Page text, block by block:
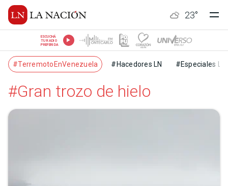
23°
ESCUCHÁ
TU RADIO
PREFERIDA
#TerremotoEnVenezuela #Hacedores LN #Especiales LN
#Gran trozo de hielo